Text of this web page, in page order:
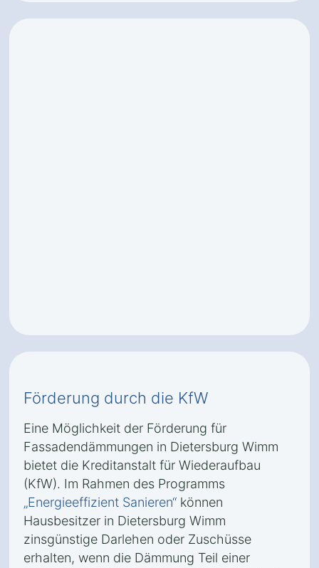
Förderung durch die KfW
Eine Möglichkeit der Förderung für
Fassadendämmungen in Dietersburg Wimm
bietet die Kreditanstalt für Wiederaufbau
(KfW). Im Rahmen des Programms
„Energieeffizient Sanieren“ können
Hausbesitzer in Dietersburg Wimm
zinsgünstige Darlehen oder Zuschüsse
erhalten, wenn die Dämmung Teil einer